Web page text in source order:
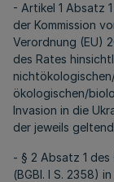
- Artikel 1 Absatz
der Kommission
Verordnung (EU)
des Rates
ökologischen/
Invasion in die
der jeweils
- § 2 Absatz 1
(BGBl. I S. 2358)